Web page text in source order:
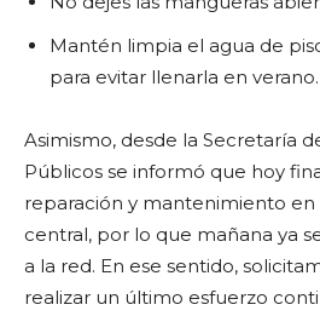
Mantén limpia el agua de
para evitar llenarla en verano.
Asimismo, desde la Secretaría
Públicos se informó que hoy
reparación y mantenimiento
central, por lo que mañana ya
a la red. En ese sentido,
realizar un último esfuerzo